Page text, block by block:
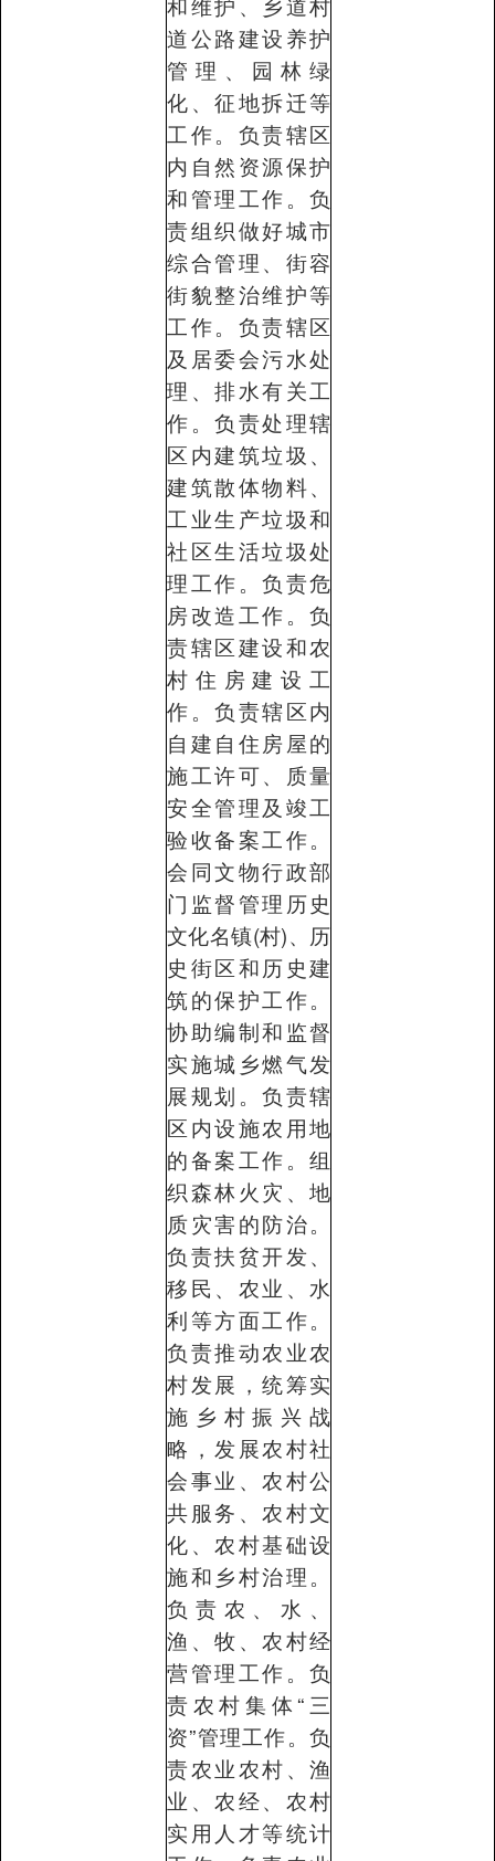
道公路建设养护
管理、园林绿
化、征地拆迁等
工作。负责辖区
内自然资源保护
和管理工作。负
责组织做好城市
综合管理、街容
街貌整治维护等
工作。负责辖区
及居委会污水处
理、排水有关工
作。负责处理辖
区内建筑垃圾、
建筑散体物料、
工业生产垃圾和
社区生活垃圾处
理工作。负责危
房改造工作。负
责辖区建设和农
村住房建设工
作。负责辖区内
自建自住房屋的
施工许可、质量
安全管理及竣工
验收备案工作。
会同文物行政部
门监督管理历史
文化名镇(村)、历
史街区和历史建
筑的保护工作。
协助编制和监督
实施城乡燃气发
展规划。负责辖
区内设施农用地
的备案工作。组
织森林火灾、地
质灾害的防治。
负责扶贫开发、
移民、农业、水
利等方面工作。
负责推动农业农
村发展，统筹实
施乡村振兴战
略，发展农村社
会事业、农村公
共服务、农村文
化、农村基础设
施和乡村治理。
负责农、水、
渔、牧、农村经
营管理工作。负
责农村集体“三
资”管理工作。负
责农业农村、渔
业、农经、农村
实用人才等统计